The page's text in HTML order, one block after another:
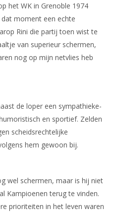
het WK in Grenoble 1974
moment een echte
Rini die partij toen wist te
van superieur schermen,
nog op mijn netvlies heb
de loper een sympathieke-
en sportief. Zelden
scheidsrechtelijke
hem gewoon bij.
wel schermen, maar is hij niet
Kampioenen terug te vinden.
prioriteiten in het leven waren